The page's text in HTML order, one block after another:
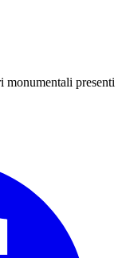
monumentali presenti